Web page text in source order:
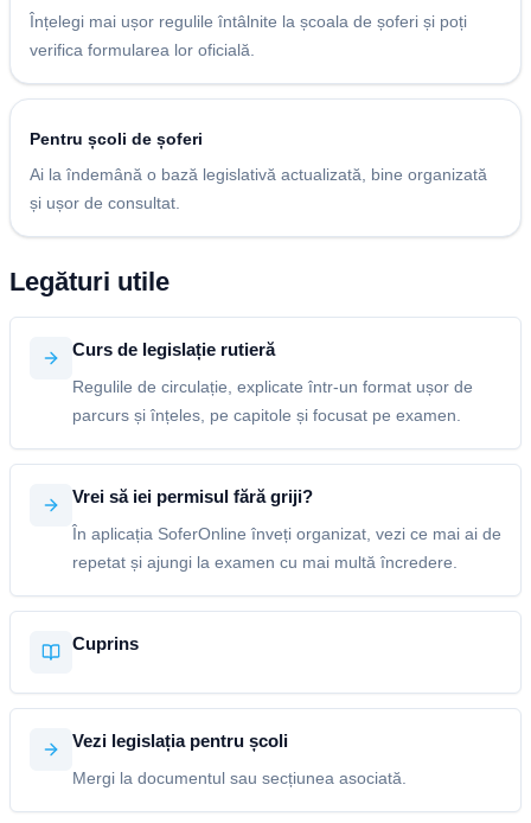
Înțelegi mai ușor regulile întâlnite la școala de șoferi și poți
verifica formularea lor oficială.
Pentru școli de șoferi
Ai la îndemână o bază legislativă actualizată, bine organizată
și ușor de consultat.
Legături utile
Curs de legislație rutieră
Regulile de circulație, explicate într-un format ușor de
parcurs și înțeles, pe capitole și focusat pe examen.
Vrei să iei permisul fără griji?
În aplicația SoferOnline înveți organizat, vezi ce mai ai de
repetat și ajungi la examen cu mai multă încredere.
Cuprins
Vezi legislația pentru școli
Mergi la documentul sau secțiunea asociată.